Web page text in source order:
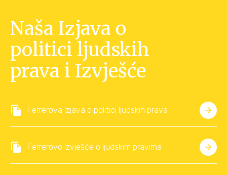
Naša Izjava o
politici ljudskih
prava i Izvješće
Ferrerova Izjava o politici ljudskih prava
Ferrerovo Izvješće o ljudskim pravima